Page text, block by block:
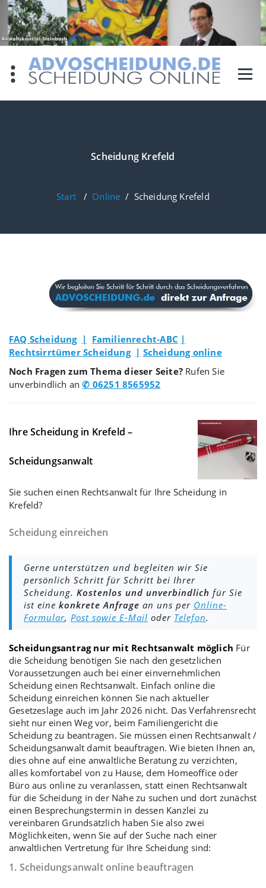
Zum
Inhalt
springen
Scheidung Krefeld
Start / Online / Scheidung Krefeld
FAQ Scheidung | Familienrecht-ABC |
Rechtsirrtümer Scheidung | Scheidung online
Noch Fragen zum Thema dieser Seite? Rufen Sie
unverbindlich an✆ 06251 8565952
Ihre Scheidung in Krefeld –
Scheidungsanwalt
Sie suchen einen Rechtsanwalt für Ihre Scheidung in
Krefeld?
Scheidung einreichen
Gerne unterstützen und begleiten wir Sie
persönlich Schritt für Schritt bei Ihrer
Scheidung. Kostenlos und unverbindlich für Sie
ist eine konkrete Anfrage an uns per Online-
Formular, Post sowie E-Mail oder Telefon.
Scheidungsantrag nur mit Rechtsanwalt möglich Für
die Scheidung benötigen Sie nach den gesetzlichen
Voraussetzungen auch bei einereinvernehmlichen
Scheidungeinen Rechtsanwalt. Einfach online die
Scheidung einreichen können Sie nach aktueller
Gesetzeslage auch im Jahr 2026 nicht. Das Verfahrensrecht
sieht nur einen Weg vor, beim Familiengericht die
Scheidung zu beantragen. Sie müssen einen Rechtsanwalt /
Scheidungsanwalt damit beauftragen. Wie bieten Ihnen an,
dies ohne auf eine anwaltliche Beratungzu verzichten,
alles komfortabel von zu Hause, dem Homeoffice oder
Büro aus online zu veranlassen, statt einen Rechtsanwalt
für die Scheidung in der Nähe zu suchen und dort zunächst
einen Besprechungstermin in dessen Kanzlei zu
vereinbaren Grundsätzlich haben Sie also zwei
Möglichkeiten, wenn Sie auf der Suche nach einer
anwaltlichen Vertretung für Ihre Scheidung sind:
1. Scheidungsanwalt online beauftragen